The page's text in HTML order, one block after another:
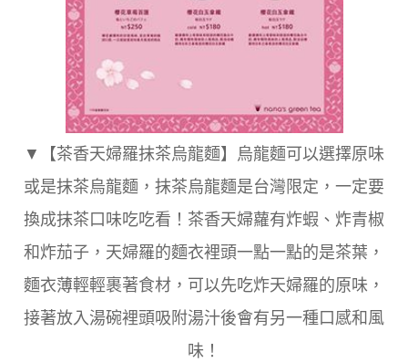
▼【茶香天婦羅抹茶烏龍麵】烏龍麵可以選擇原味
或是抹茶烏龍麵，抹茶烏龍麵是台灣限定，一定要
換成抹茶口味吃吃看！茶香天婦蘿有炸蝦、炸青椒
和炸茄子，天婦羅的麵衣裡頭一點一點的是茶葉，
麵衣薄輕輕裹著食材，可以先吃炸天婦羅的原味，
接著放入湯碗裡頭吸附湯汁後會有另一種口感和風
味！